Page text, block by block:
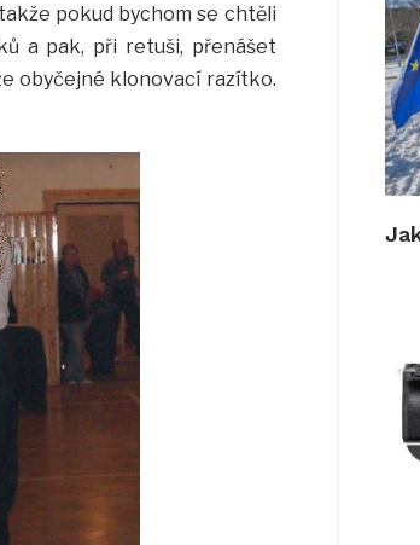
pokud bychom se chtěli
a pak, při retuši, přenášet
obyčejné klonovací razítko.